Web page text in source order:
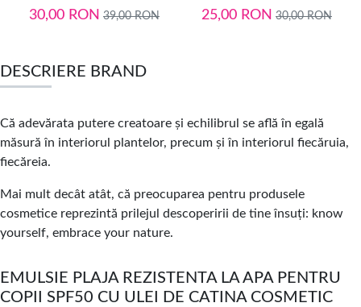
30,00 RON 39,00RON 25,00 RON 30,00RON
DESCRIERE BRAND
Că adevărata putere creatoare și echilibrul se află în egală
măsură în interiorul plantelor, precum și în interiorul fiecăruia,
fiecăreia.
Mai mult decât atât, că preocuparea pentru produsele
cosmetice reprezintă prilejul descoperirii de tine însuți: know
yourself, embrace your nature.
EMULSIE PLAJA REZISTENTA LA APA PENTRU
COPII SPF50 CU ULEI DE CATINA COSMETIC